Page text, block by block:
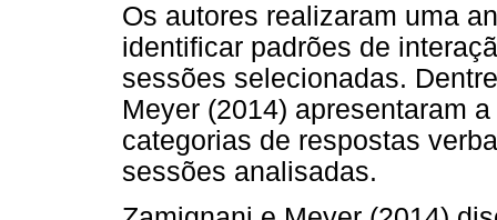
Os autores realizaram uma
identificar padrões de
sessões selecionadas.
Meyer (2014) apresentaram
categorias de respostas
sessões analisadas.